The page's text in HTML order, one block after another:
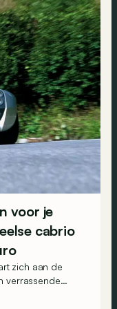
voor je
cabrio
zich aan de
verrassende